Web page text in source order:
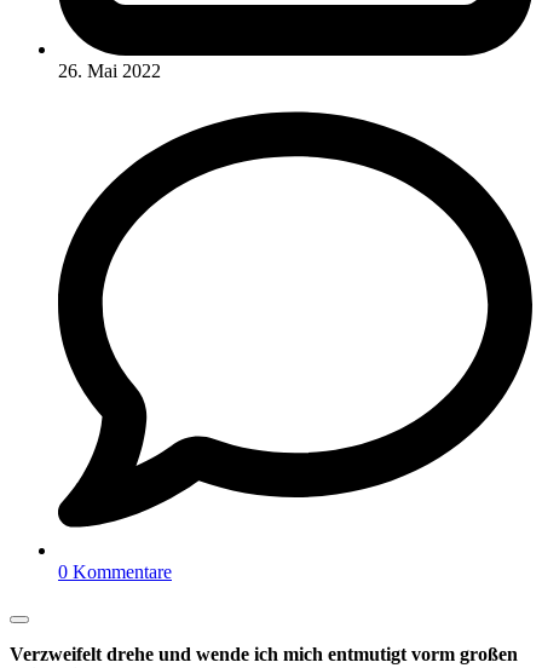
26. Mai 2022
0 Kommentare
Verzweifelt drehe und wende ich mich entmutigt vorm großen